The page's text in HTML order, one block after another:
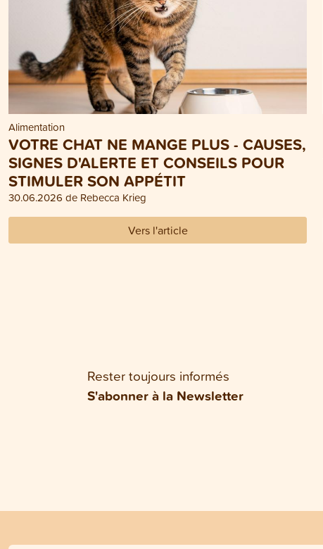
Alimentation
VOTRE CHAT NE MANGE PLUS - CAUSES,
SIGNES D'ALERTE ET CONSEILS POUR
STIMULER SON APPÉTIT
30.06.2026 de Rebecca Krieg
Vers l'article
Rester toujours informés
S'abonner à la Newsletter